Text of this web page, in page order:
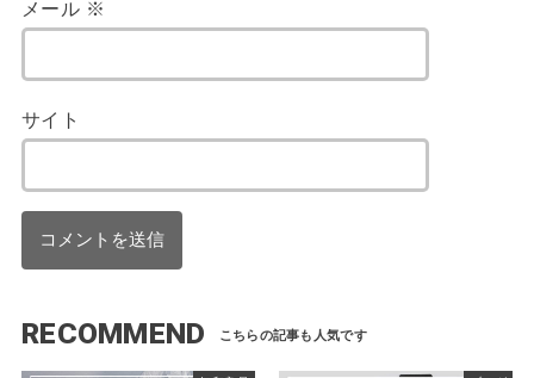
メール ※
サイト
RECOMMEND